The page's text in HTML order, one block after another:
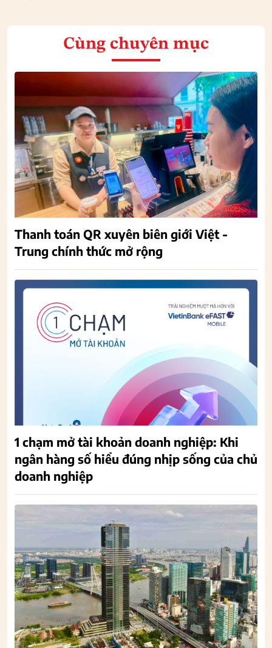
Cùng chuyên mục
Thanh toán QR xuyên biên giới Việt -
Trung chính thức mở rộng
1 chạm mở tài khoản doanh nghiệp: Khi
ngân hàng số hiểu đúng nhịp sống của chủ
doanh nghiệp